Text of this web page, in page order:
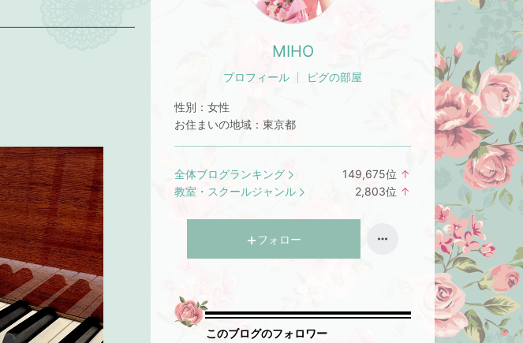
MIHO
プロフィール ピグの部屋
性別： 女性
お住まいの地域： 東京都
全体ブログランキング 149,675位 ↑
教室・スクールジャンル 2,803位 ↑
フォロー
このブログのフォロワー